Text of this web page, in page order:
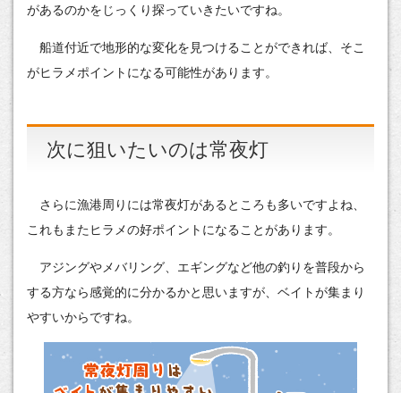
があるのかをじっくり探っていきたいですね。
船道付近で地形的な変化を見つけることができれば、そこ
がヒラメポイントになる可能性があります。
次に狙いたいのは常夜灯
さらに漁港周りには常夜灯があるところも多いですよね、
これもまたヒラメの好ポイントになることがあります。
アジングやメバリング、エギングなど他の釣りを普段から
する方なら感覚的に分かるかと思いますが、ベイトが集まり
やすいからですね。